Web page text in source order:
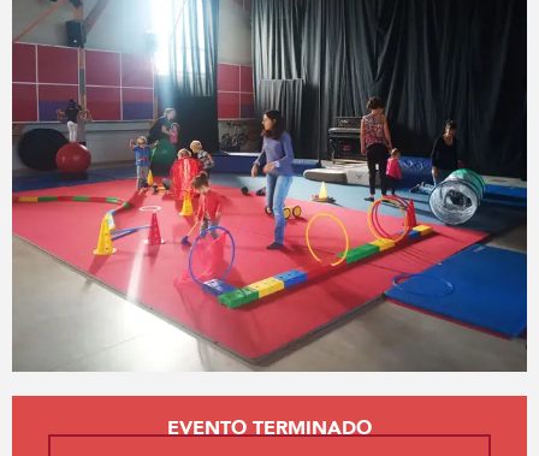
Horarios y datos de contacto
EVENTO TERMINADO